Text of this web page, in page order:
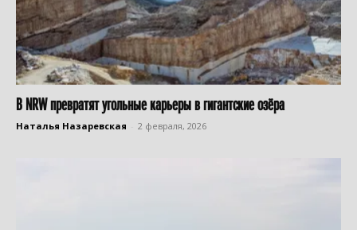
В NRW превратят угольные карьеры в гигантские озёра
Наталья Назаревская 2 февраля, 2026